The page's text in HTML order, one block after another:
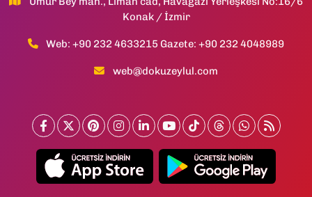
Konak / İzmir
Web: +90 232 4633215 Gazete: +90 232 4048989
web@dokuzeylul.com